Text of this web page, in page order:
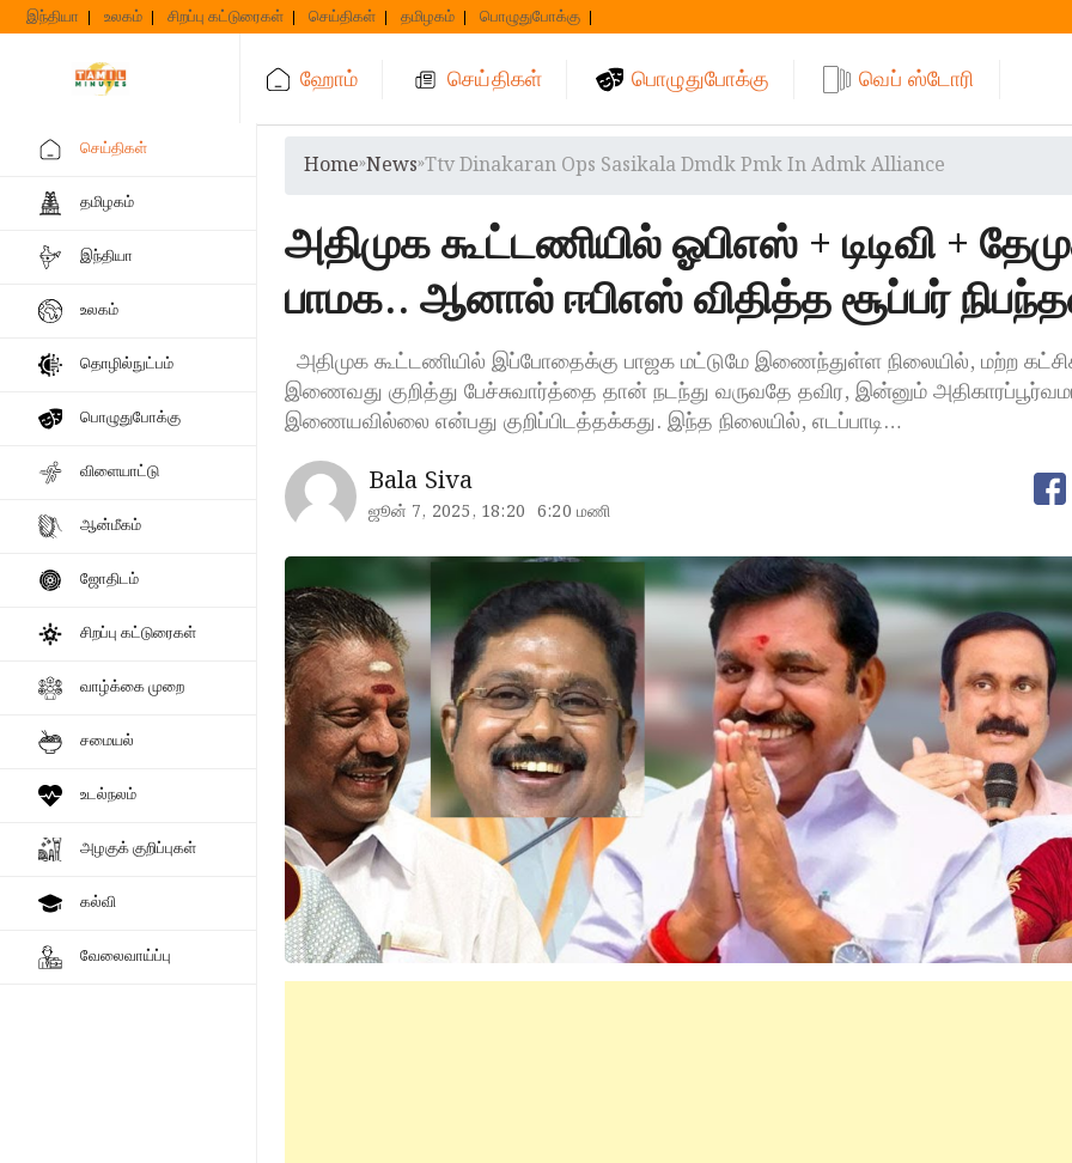
Skip
to
இந்தியா உலகம் சிறப்பு கட்டுரைகள் செய்திகள் தமிழகம் பொழுதுபோக்கு
ஹோம் செய்திகள் பொழுதுபோக்கு வெப் ஸ்டோரி
செய்திகள்
தமிழகம்
இந்தியா
உலகம்
தொழில்நுட்பம்
பொழுதுபோக்கு
விளையாட்டு
ஆன்மீகம்
ஜோதிடம்
சிறப்பு கட்டுரைகள்
வாழ்க்கை முறை
சமையல்
உடல்நலம்
அழகுக் குறிப்புகள்
கல்வி
வேலைவாய்ப்பு
Home»News»Ttv Dinakaran Ops Sasikala Dmdk Pmk In Admk Alliance
அதிமுக கூட்டணியில் ஓபிஎஸ் + டிடிவி +
பாமக.. ஆனால் ஈபிஎஸ் விதித்த சூப்பர்
அதிமுக கூட்டணியில் இப்போதைக்கு பாஜக மட்டுமே இணைந்துள்ள நிலையில், மற்ற
இணைவது குறித்து பேச்சுவார்த்தை தான் நடந்து வருவதே தவிர, இன்னும்
இணையவில்லை என்பது குறிப்பிடத்தக்கது. இந்த நிலையில், எடப்பாடி…
Bala Siva
ஜூன் 7, 2025, 18:20 6:20 மணி